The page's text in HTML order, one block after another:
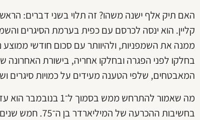
האם תיק אלף ישנה משהו? זה תלוי בשני דברים:
ממנה את השמפניות, ולהיוותר עם סכום חודשי ממוצע
בחלקו לפני הפגרה ובחלקו אחריה, בישורת
המאבטחים, שלפי הטענה מעידים על כמויות סיגרים
מה שאמור להתרחש ממש
בחשיבות ההכרעה